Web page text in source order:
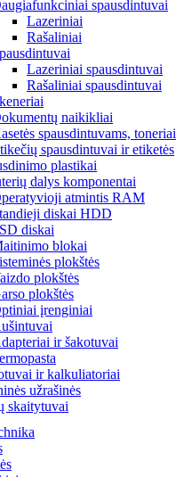
spausdintuvai
Lazeriniai
Rašaliniai
Lazeriniai spausdintuvai
Rašaliniai spausdintuvai
naikikliai
spausdintuvams, toneriai
spausdintuvai ir etiketės
plastikai
dalys komponentai
atmintis RAM
diskai HDD
diskai
blokai
plokštės
plokštės
plokštės
įrenginiai
ir šakotuvai
ir kalkuliatoriai
užrašinės
skaitytuvai